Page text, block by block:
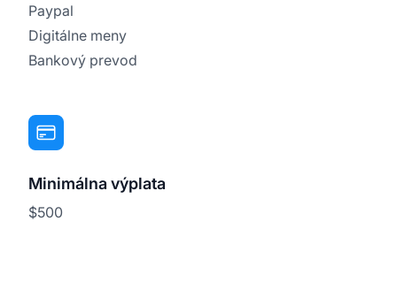
Paypal
Digitálne meny
Bankový prevod
Minimálna výplata
$500